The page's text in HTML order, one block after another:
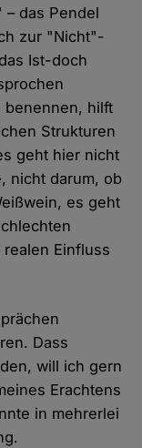
das Pendel
zur "Nicht"-
Ist-doch
benennen, hilft
Strukturen
geht hier nicht
nicht darum, ob
es geht
Einfluss
Dass
will ich gern
Erachtens
in mehrerlei